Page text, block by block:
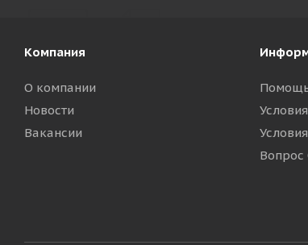
Компания
О компании
Новости
Вакансии
Вопрос